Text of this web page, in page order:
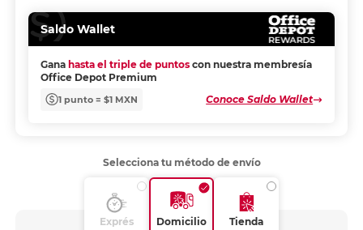
Saldo Wallet
Gana hasta el triple de puntos con nuestra membresía
Office Depot Premium
1 punto = $1 MXN Conoce Saldo Wallet
Selecciona tu método de envío
Exprés Domicilio Tienda